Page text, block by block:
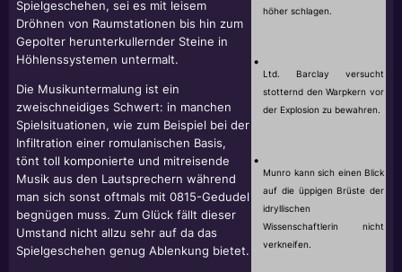
höher schlagen.
•
Ltd. Barclay versucht
stotternd den Warpkern vor
der Explosion zu bewahren.
•
Munro kann sich einen Blick
auf die üppigen Brüste der
idryllischen
Wissenschaftlerin nicht
verkneifen.
Spielgeschehen, sei es mit leisem
Dröhnen von Raumstationen bis hin zum
Gepolter herunterkullernder Steine in
Höhlenssystemen untermalt.
Die Musikuntermalung ist ein
zweischneidiges Schwert: in manchen
Spielsituationen, wie zum Beispiel bei der
Infiltration einer romulanischen Basis,
tönt toll komponierte und mitreisende
Musik aus den Lautsprechern während
man sich sonst oftmals mit 0815-Gedudel
begnügen muss. Zum Glück fällt dieser
Umstand nicht allzu sehr auf da das
Spielgeschehen genug Ablenkung bietet.